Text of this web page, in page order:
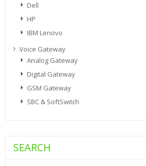
Dell
HP
IBM Lenovo
Voice Gateway
Analog Gateway
Digital Gateway
GSM Gateway
SBC & SoftSwitch
SEARCH